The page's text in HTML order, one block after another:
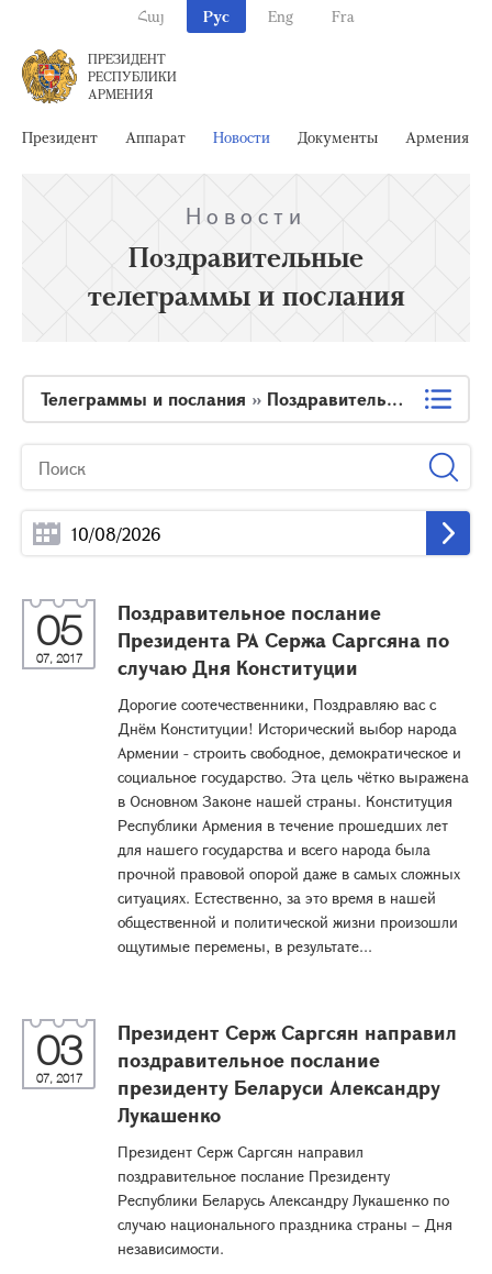
Հայ Рус Eng Fra
ПРЕЗИДЕНТ
РЕСПУБЛИКИ
АРМЕНИЯ
Президент Аппарат Новости Документы Армения
Новости
Поздравительные
телеграммы и послания
Телеграммы и послания » Поздравительные телеграммы и послания
05
07, 2017
Поздравительное послание
Президента РА Сержа Саргсяна по
случаю Дня Конституции
Дорогие соотечественники, Поздравляю вас с
Днём Конституции! Исторический выбор народа
Армении - строить свободное, демократическое и
социальное государство. Эта цель чётко выражена
в Основном Законе нашей страны. Конституция
Республики Армения в течение прошедших лет
для нашего государства и всего народа была
прочной правовой опорой даже в самых сложных
ситуациях. Естественно, за это время в нашей
общественной и политической жизни произошли
ощутимые перемены, в результате...
03
07, 2017
Президент Серж Саргсян направил
поздравительное послание
президенту Беларуси Александру
Лукашенко
Президент Серж Саргсян направил
поздравительное послание Президенту
Республики Беларусь Александру Лукашенко по
случаю национального праздника страны – Дня
независимости.